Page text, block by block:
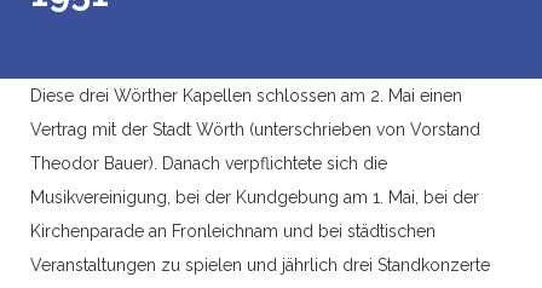
Diese drei Wörther Kapellen schlossen am 2. Mai einen
Vertrag mit der Stadt Wörth (unterschrieben von Vorstand
Theodor Bauer). Danach verpflichtete sich die
Musikvereinigung, bei der Kundgebung am 1. Mai, bei der
Kirchenparade an Fronleichnam und bei städtischen
Veranstaltungen zu spielen und jährlich drei Standkonzerte